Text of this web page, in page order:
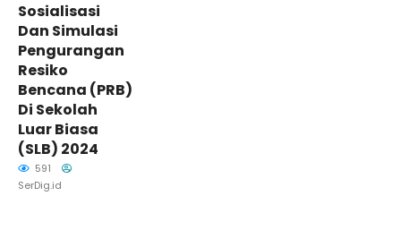
Sosialisasi
Dan Simulasi
Pengurangan
Resiko
Bencana (PRB)
Di Sekolah
Luar Biasa
(SLB) 2024
591
SerDig.id